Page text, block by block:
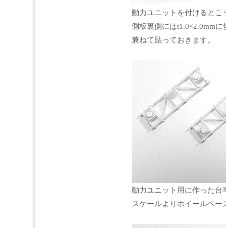
動力ユニットを付けるとこ
側板裏側にはt1.0×2.0mm
兼ねて貼っておきます。
動力ユニット用に作った台
スケールよりホイールベ